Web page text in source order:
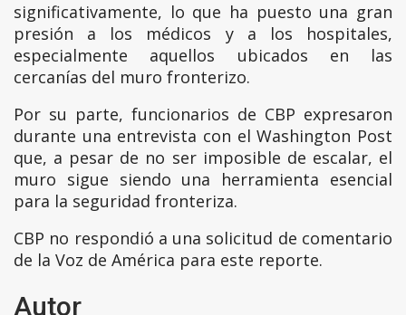
significativamente, lo que ha puesto una gran
presión a los médicos y a los hospitales,
especialmente aquellos ubicados en las
cercanías del muro fronterizo.
Por su parte, funcionarios de CBP expresaron
durante una entrevista con el Washington Post
que, a pesar de no ser imposible de escalar, el
muro sigue siendo una herramienta esencial
para la seguridad fronteriza.
CBP no respondió a una solicitud de comentario
de la Voz de América para este reporte.
Autor